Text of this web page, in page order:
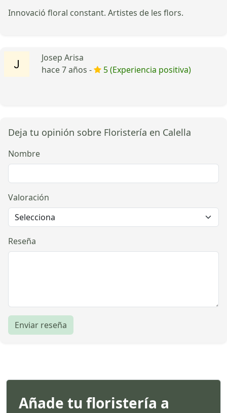
Innovació floral constant. Artistes de les flors.
Josep Arisa
hace 7 años -
5 (Experiencia positiva)
Deja tu opinión sobre Floristería en Calella
Nombre
Valoración
Reseña
Enviar reseña
Añade tu floristería a